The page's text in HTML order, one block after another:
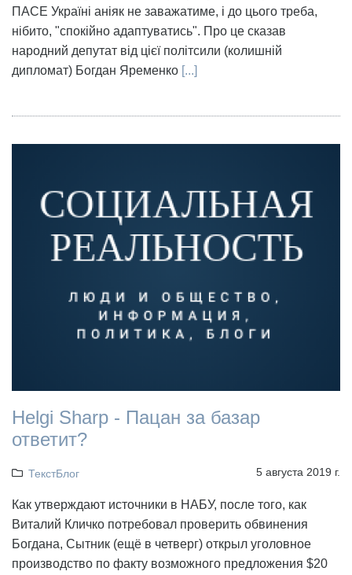
ПАСЕ Україні аніяк не заважатиме, і до цього треба,
нібито, "спокійно адаптуватись". Про це сказав
народний депутат від цієї політсили (колишній
дипломат) Богдан Яременко [...]
Helgi Sharp - Пацан за базар
ответит?
ТекстБлог 5 августа 2019 г.
Как утверждают источники в НАБУ, после того, как
Виталий Кличко потребовал проверить обвинения
Богдана, Сытник (ещё в четверг) открыл уголовное
производство по факту возможного предложения $20